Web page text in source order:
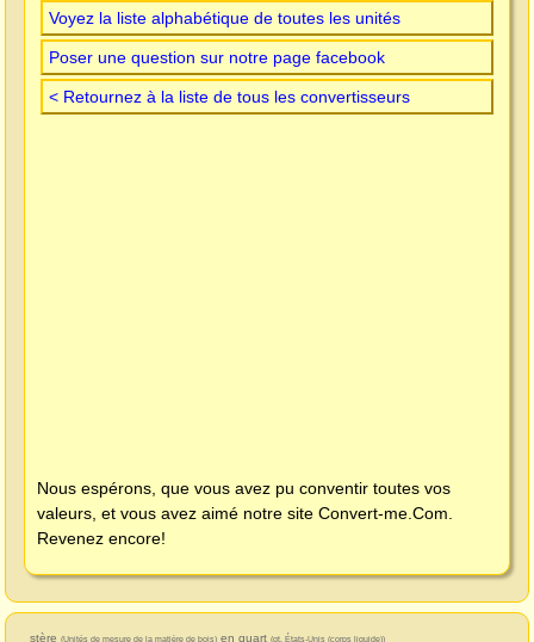
Voyez la liste alphabétique de toutes les unités
Poser une question sur notre page facebook
< Retournez à la liste de tous les convertisseurs
Nous espérons, que vous avez pu conventir toutes vos
valeurs, et vous avez aimé notre site Convert-me.Com
Revenez encore!
stère (Unités de mesure de la matière de bois) en quart (qt, États-Unis (corps liquide))